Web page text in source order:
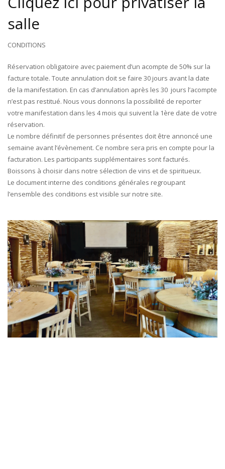
salle
CONDITIONS
Réservation obligatoire avec paiement d’un acompte de 50% sur la
facture totale. Toute annulation doit se faire 30 jours avant la date
de la manifestation. En cas d’annulation après les 30 jours l’acompte
n’est pas restitué. Nous vous donnons la possibilité de reporter
votre manifestation dans les 4 mois qui suivent la 1ère date de votre
réservation.
Le nombre définitif de personnes présentes doit être annoncé une
semaine avant l’évènement. Ce nombre sera pris en compte pour la
facturation. Les participants supplémentaires sont facturés.
Boissons à choisir dans notre sélection de vins et de spiritueux.
Le document interne des conditions générales regroupant
l’ensemble des conditions est visible sur notre site.